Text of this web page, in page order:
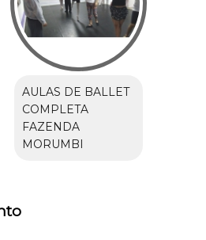
AULAS DE BALLET
COMPLETA
FAZENDA
MORUMBI